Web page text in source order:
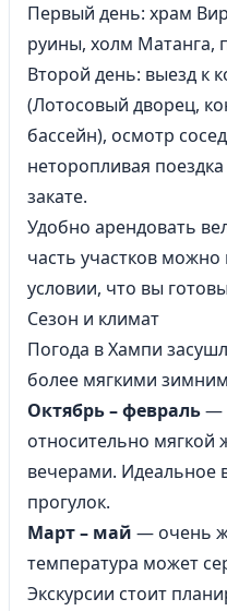
Первый день: храм
руины, холм Матанга,
Второй день: выезд к
(Лотосовый дворец,
бассейн), осмотр
неторопливая
закате.
Удобно арендовать
часть участков
условии, что вы
Сезон и климат
Погода в Хампи
более мягкими
Октябрь – февраль—
относительно
вечерами. Идеальное
прогулок.
Март – май — очень
температура может
Экскурсии стоит